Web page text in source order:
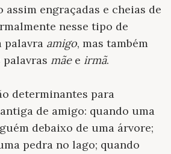
assim engraçadas e cheias de
nesse tipo de
palavra amigo, mas também
palavras mãe e irmã.
determinantes para
de amigo: quando uma
debaixo de uma árvore;
pedra no lago; quando